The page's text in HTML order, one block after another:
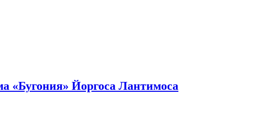
«Бугония» Йоргоса Лантимоса